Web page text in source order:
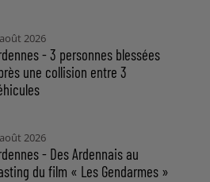
2026
- 3 personnes blessées
une collision entre 3
2026
- Des Ardennais au
du film « Les Gendarmes »